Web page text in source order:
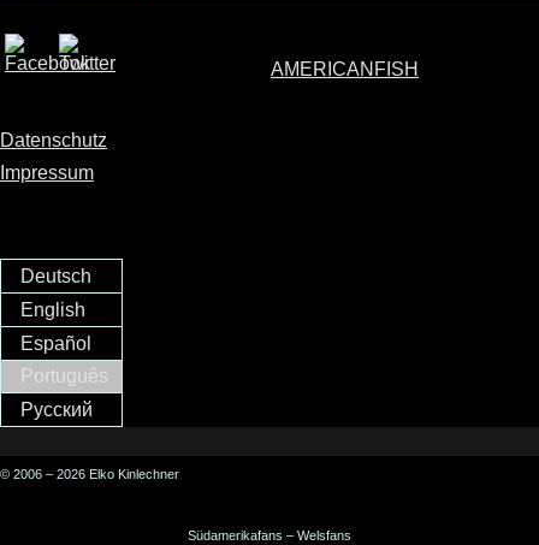
AMERICANFISH
Datenschutz
Impressum
Deutsch
English
Español
Português
Русский
© 2006 – 2026 Elko Kinlechner
Südamerikafans – Welsfans